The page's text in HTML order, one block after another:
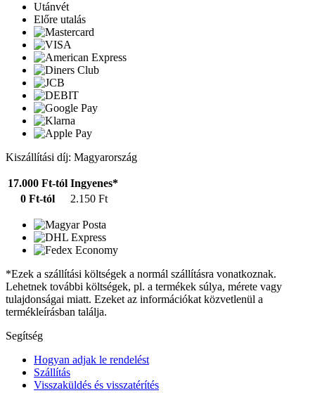
Utánvét
Előre utalás
Kiszállítási díj: Magyarország
17.000 Ft-tól Ingyenes*
0 Ft-tól
2.150 Ft
*Ezek a szállítási költségek a normál szállításra vonatkoznak.
Lehetnek további költségek, pl. a termékek súlya, mérete vagy
tulajdonságai miatt. Ezeket az információkat közvetlenül a
termékleírásban találja.
Segítség
Hogyan adjak le rendelést
Szállítás
Visszaküldés és visszatérítés